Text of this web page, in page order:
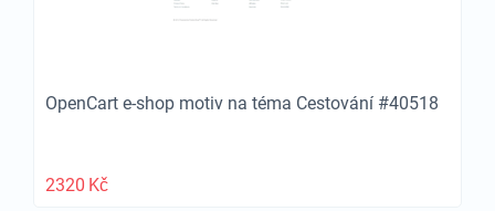
OpenCart e-shop motiv na téma Cestování #40518
2320 Kč